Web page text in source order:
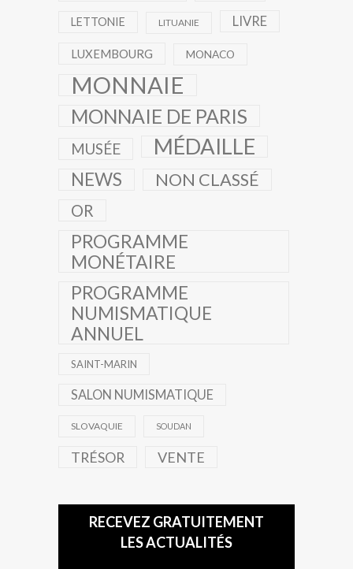
LETTONIE LITUANIE LIVRE
LUXEMBOURG MONACO
MONNAIE
MONNAIE DE PARIS
MUSÉE MÉDAILLE
NEWS NON CLASSÉ
OR
PROGRAMME
MONÉTAIRE
PROGRAMME
NUMISMATIQUE
ANNUEL
SAINT-MARIN
SALON NUMISMATIQUE
SLOVAQUIE SOUDAN
TRÉSOR VENTE
RECEVEZ GRATUITEMENT
LES ACTUALITÉS